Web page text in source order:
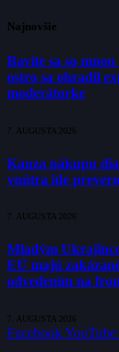
Najnovšie
Bavíte sa so
ostro sa ohradil
moderátorke
7. AUGUSTA 2026
Kauza nákupu
vnútra ide
7. AUGUSTA 2026
Mladým
EÚ majú
odvedením na
7. AUGUSTA 2026
FacebookYouTube